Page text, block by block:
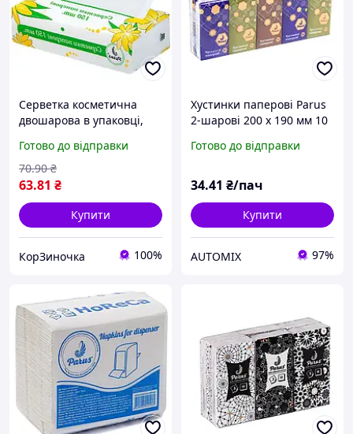
Серветка косметична
двошарова в упаковці,
Ромашка, серветка біла
Готово до відправки
63.81 ₴
70.90 ₴
Купити
КорЗиночка 100%
Хустинки паперові Parus
2-шарові 200 х 190 мм 10
Готово до відправки
34.41 ₴/пач
Купити
AUTOMIX 97%